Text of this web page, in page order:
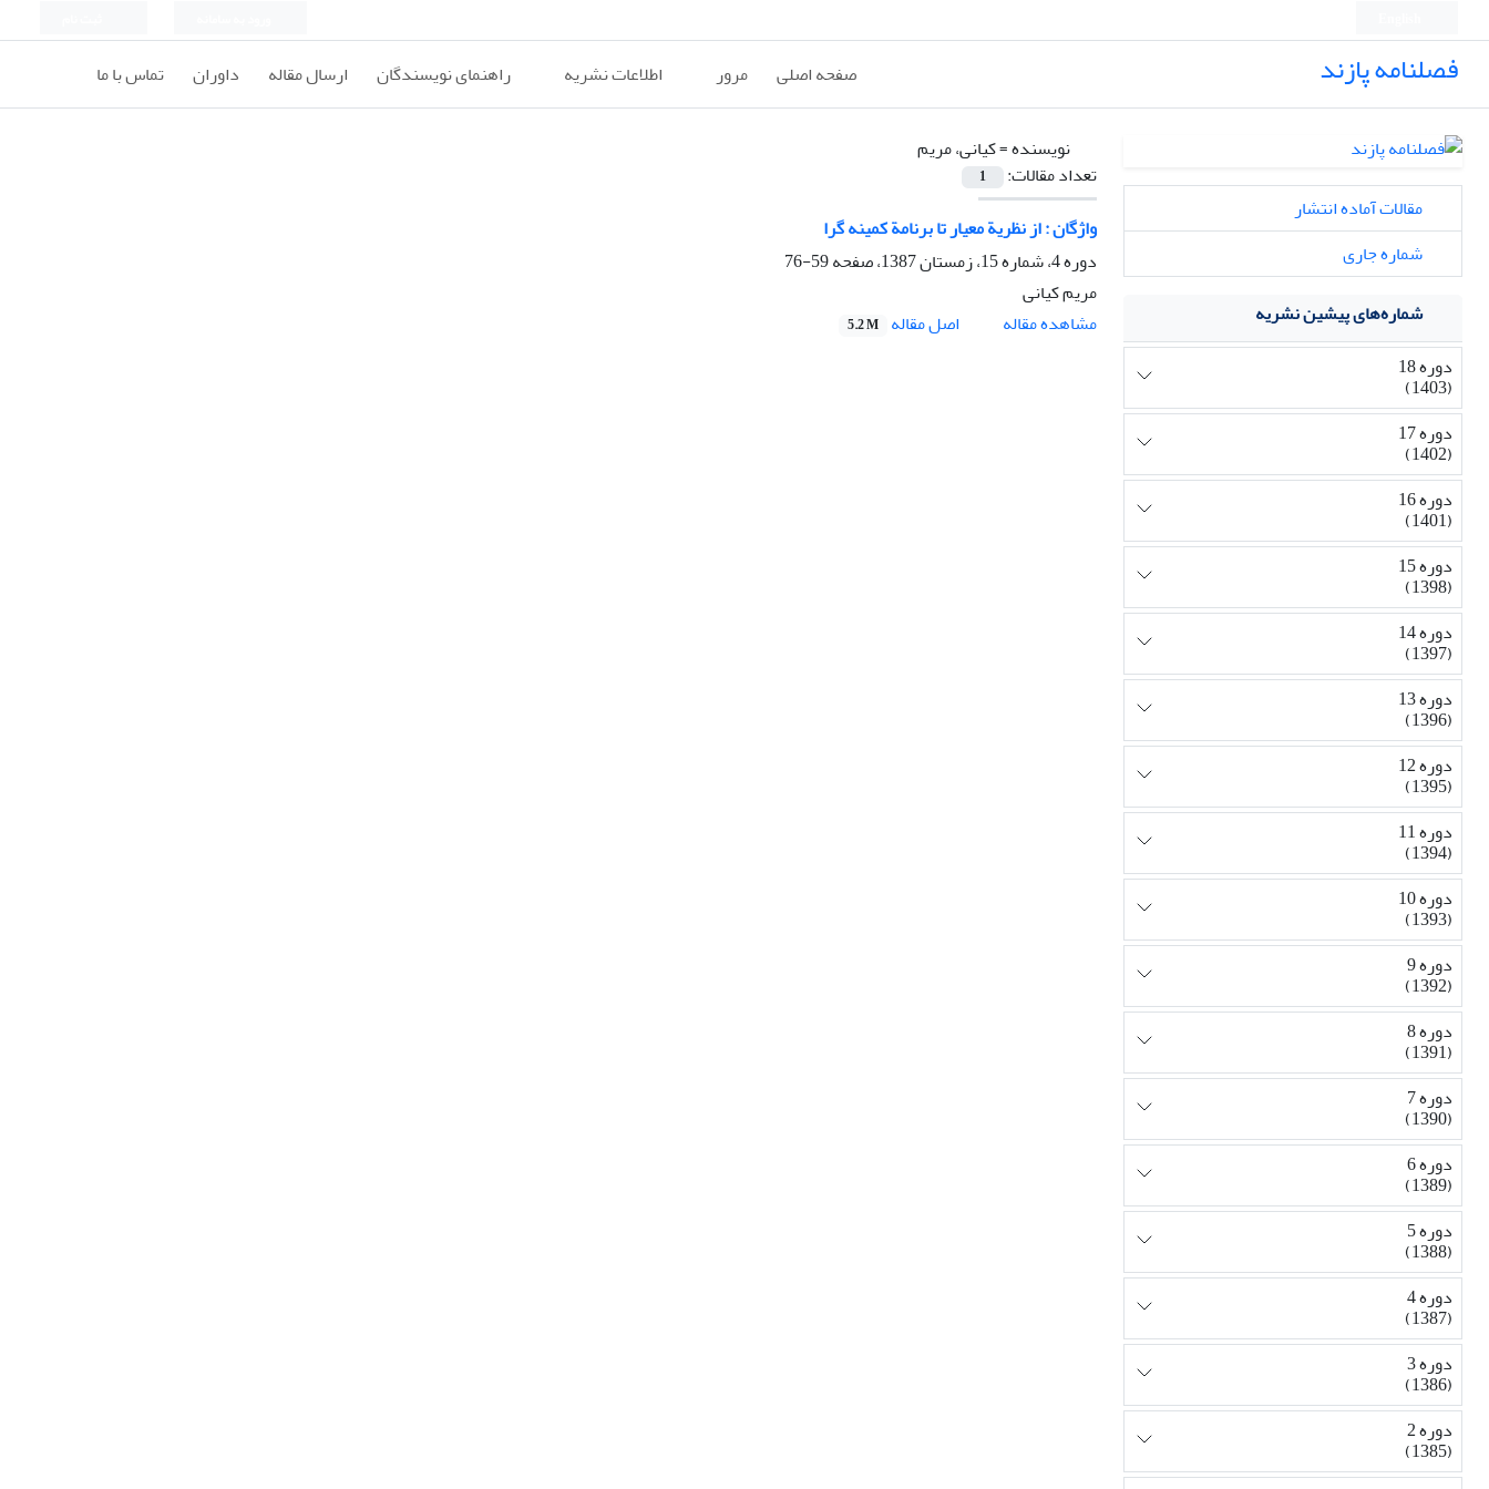
فصلنامه پازند صفحه اصلی مرور اطلاعات نشریه راهنمای نویسندگان ارسال مقاله داوران تماس با ما
نویسنده =کیانی، مریم
تعداد مقالات:
1
واژگان : از نظریة معیار تا برنامة کمینه گرا
دوره 4، شماره 15، زمستان 1387، صفحه
59-76
مریم کیانی
مشاهده مقاله
اصل مقاله 5.2 M
مقالات آماده انتشار
شماره جاری
شماره‌های پیشین نشریه
دوره 18
(1403)
دوره 17
(1402)
دوره 16
(1401)
دوره 15
(1398)
دوره 14
(1397)
دوره 13
(1396)
دوره 12
(1395)
دوره 11
(1394)
دوره 10
(1393)
دوره 9
(1392)
دوره 8
(1391)
دوره 7
(1390)
دوره 6
(1389)
دوره 5
(1388)
دوره 4
(1387)
دوره 3
(1386)
دوره 2
(1385)